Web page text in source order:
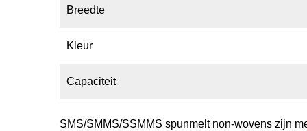
Breedte
Kleur
Capaciteit
SMS/SMMS/SSMMS spunmelt non-wovens zijn